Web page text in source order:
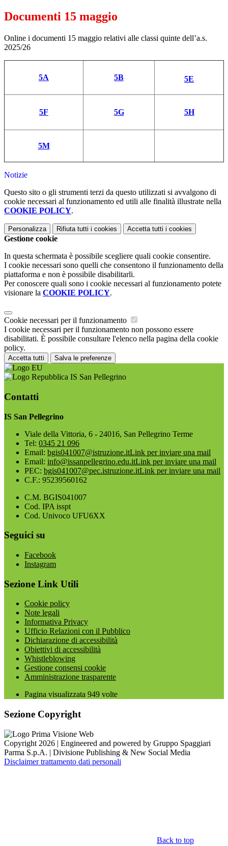
Documenti 15 maggio
Online i documenti 15 maggio relativi alle classi quinte dell’a.s.
2025/26
5A 5B 5E
5F 5G 5H
5M
Notizie
Questo sito o gli strumenti terzi da questo utilizzati si avvalgono di
cookie necessari al funzionamento ed utili alle finalità illustrate nella
COOKIE POLICY.
Personalizza Rifiuta tutti i cookies Accetta tutti i cookies
Gestione cookie
In questa schermata è possibile scegliere quali cookie consentire.
I cookie necessari sono quelli che consentono il funzionamento della
piattaforma e non è possibile disabilitarli.
Per conoscere quali sono i cookie necessari al funzionamento potete
visionare la COOKIE POLICY.
Cookie necessari per il funzionamento
I cookie necessari per il funzionamento non possono essere
disabilitati. È possibile consultare l'elenco nella pagina della cookie
policy.
Accetta tutti Salva le preferenze
IS San Pellegrino
Contatti
IS San Pellegrino
Viale della Vittoria, 6 - 24016, San Pellegrino Terme
Tel: 0345 21 096
Email: bgis041007@istruzione.itLink per inviare una mail
Email: info@issanpellegrino.edu.itLink per inviare una mail
PEC: bgis041007@pec.istruzione.itLink per inviare una mail
C.F.: 95239560162
C.M. BGIS041007
Cod. IPA isspt
Cod. Univoco UFU6XX
Seguici su
Facebook
Instagram
Sezione Link Utili
Cookie policy
Note legali
Informativa Privacy
Ufficio Relazioni con il Pubblico
Dichiarazione di accessibilità
Obiettivi di accessibilità
Whistleblowing
Gestione consensi cookie
Amministrazione trasparente
Pagina visualizzata 949 volte
Sezione Copyright
Copyright 2026 | Engineered and powered by Gruppo Spaggiari
Parma S.p.A. | Divisione Publishing & New Social Media
Disclaimer trattamento dati personali
Back to top